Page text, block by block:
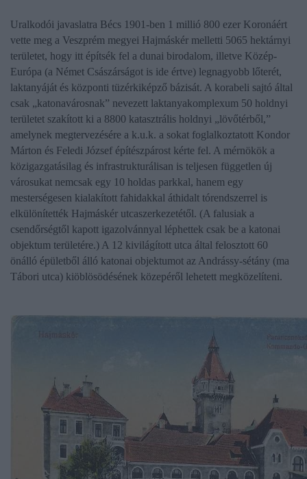
Uralkodói javaslatra Bécs 1901-ben 1 millió 800 ezer Koronáért
vette meg a Veszprém megyei Hajmáskér melletti 5065 hektárnyi
területet, hogy itt építsék fel a dunai birodalom, illetve Közép-
Európa (a Német Császárságot is ide értve) legnagyobb lőterét,
laktanyáját és központi tüzérkiképző bázisát. A korabeli sajtó által
csak „katonavárosnak” nevezett laktanyakomplexum 50 holdnyi
területet szakított ki a 8800 katasztrális holdnyi „lövőtérből,”
amelynek megtervezésére a k.u.k. a sokat foglalkoztatott Kondor
Márton és Feledi József építészpárost kérte fel. A mérnökök a
közigazgatásilag és infrastrukturálisan is teljesen független új
városukat nemcsak egy 10 holdas parkkal, hanem egy
mesterségesen kialakított fahidakkal áthidalt tórendszerrel is
elkülönítették Hajmáskér utcaszerkezetétől. (A falusiak a
csendőrségtől kapott igazolvánnyal léphettek csak be a katonai
objektum területére.) A 12 kivilágított utca által felosztott 60
önálló épületből álló katonai objektumot az Andrássy-sétány (ma
Tábori utca) kiöblösödésének közepéről lehetett megközelíteni.